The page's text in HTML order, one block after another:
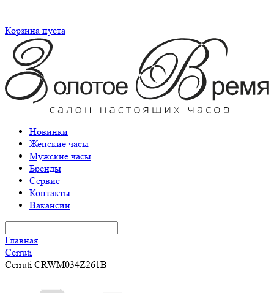
Корзина пуста
Новинки
Женские часы
Мужские часы
Бренды
Сервис
Контакты
Вакансии
Главная
Cerruti
Cerruti CRWM034Z261B